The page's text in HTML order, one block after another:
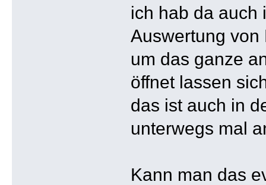
ich hab da auch
Auswertung
um das ganze
öffnet lassen
das ist auch in
unterwegs mal
Kann man das